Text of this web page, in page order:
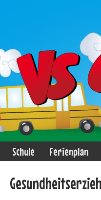
Schule Ferienplan